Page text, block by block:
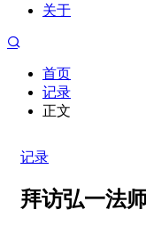
关于
首页
记录
正文
记录
拜访弘一法